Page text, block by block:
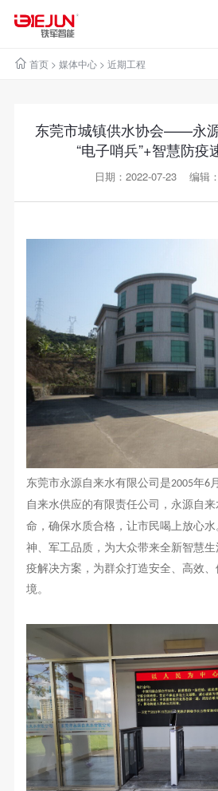
首页> 媒体中心> 近期工程
东莞市城镇供水协会——永
“电子哨兵”+智慧防疫
日期：2022-07-23 编辑
东莞市永源自来水有限公司是2005年6
自来水供应的有限责任公司
，永源自来
命，确保水质合格，让市民喝上放心水
神、军工品质，为大众带来全新智慧
疫解决方案，为群众打造安全、高效、
境。